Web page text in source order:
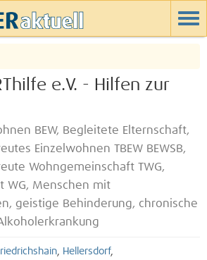
e.V. - Hilfen zur
BEW, Begleitete Elternschaft,
Einzelwohnen TBEW BEWSB,
Wohngemeinschaft TWG,
WG, Menschen mit
geistige Behinderung, chronische
, Hellersdorf,